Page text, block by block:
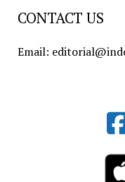
CONTACT US
Email: